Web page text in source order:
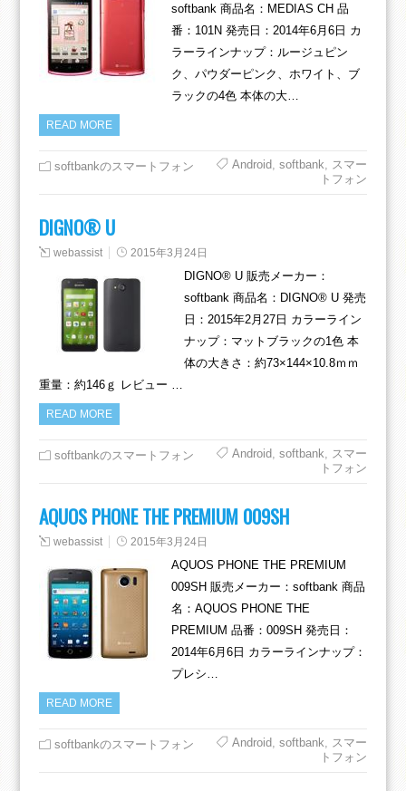
softbank 商品名：MEDIAS CH 品
番：101N 発売日：2014年6月6日 カ
ラーラインナップ：ルージュピン
ク、パウダーピンク、ホワイト、ブ
ラックの4色 本体の大…
READ MORE
softbankのスマートフォン Android ,softbank
スマー
トフォン
DIGNO® U
webassist 2015年3月24日
DIGNO® U 販売メーカー：
softbank 商品名：DIGNO® U 発売
日：2015年2月27日 カラーライン
ナップ：マットブラックの1色 本
体の大きさ：約73×144×10.8ｍｍ
重量：約146ｇ レビュー …
READ MORE
softbankのスマートフォン Android ,softbank
スマー
トフォン
AQUOS PHONE THE PREMIUM 009SH
webassist 2015年3月24日
AQUOS PHONE THE PREMIUM
009SH 販売メーカー：softbank 商品
名：AQUOS PHONE THE
PREMIUM 品番：009SH 発売日：
2014年6月6日 カラーラインナップ：
プレシ…
READ MORE
softbankのスマートフォン Android ,softbank
スマー
トフォン